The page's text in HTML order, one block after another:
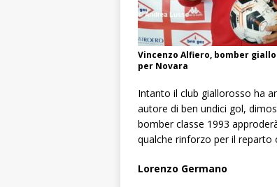
Vincenzo Alfiero, bomber
per Novara
Intanto il club giallorosso ha
autore di ben undici gol,
bomber classe 1993
qualche rinforzo per il reparto
Lorenzo Germano